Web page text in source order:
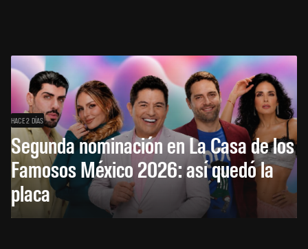
HACE 2 DÍAS
Segunda nominación en La Casa de los
Famosos México 2026: así quedó la
placa